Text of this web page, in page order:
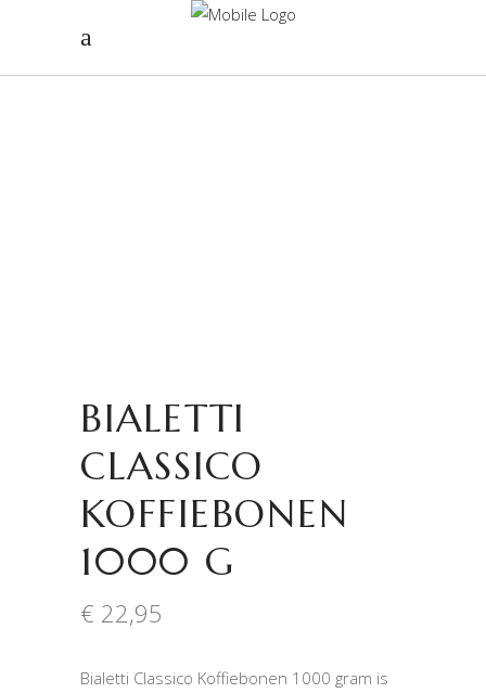
BIALETTI
CLASSICO
KOFFIEBONEN
1000 G
€ 22,95
Bialetti Classico Koffiebonen 1000 gram is